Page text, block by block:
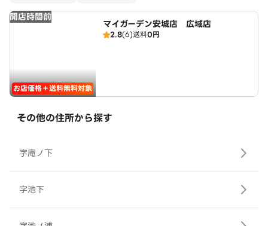
開店時間前
お店価格＋送料無料対象
マイガーデン安城店 広域店
2.8(6)送料0円
その他の住所から探す
字庵ノ下
字池下